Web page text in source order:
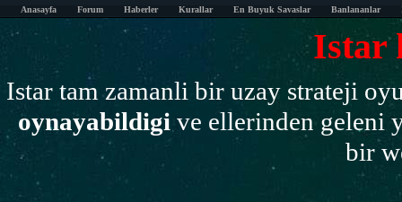
Anasayfa Forum Haberler Kurallar En Buyuk Savaslar Banlananlar
Istar
Istar tam zamanli bir uzay strateji
oynayabildigi ve ellerinden geleni
bir